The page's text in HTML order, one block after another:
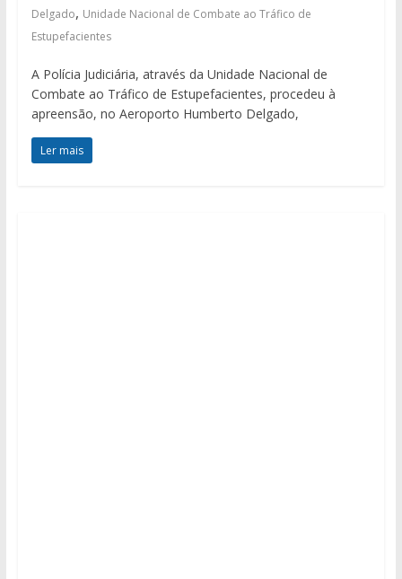
Delgado, Unidade Nacional de Combate ao Tráfico de
Estupefacientes
A Polícia Judiciária, através da Unidade Nacional de
Combate ao Tráfico de Estupefacientes, procedeu à
apreensão, no Aeroporto Humberto Delgado,
Ler mais